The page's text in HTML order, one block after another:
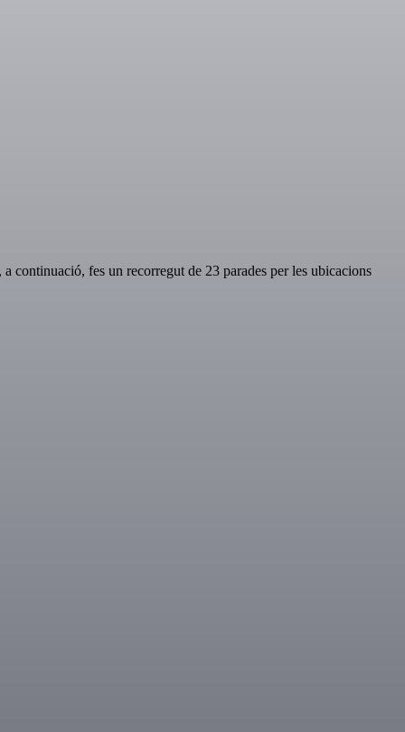
continuació, fes un recorregut de 23 parades per les ubicacions